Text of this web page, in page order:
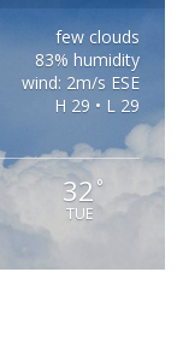
few clouds
83% humidity
wind: 2m/s ESE
H 29 • L 29
32 °
TUE